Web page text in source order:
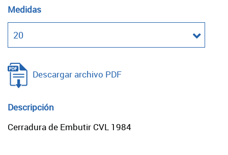
Medidas
Descargar archivo PDF
Descripción
Cerradura de Embutir CVL 1984